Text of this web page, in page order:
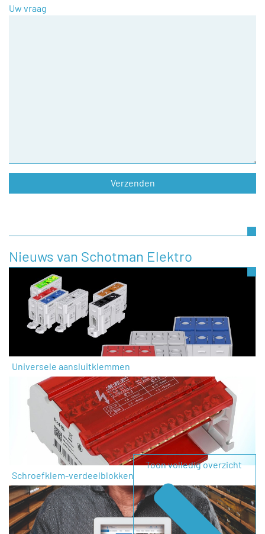
Uw vraag
Nieuws van Schotman Elektro
Universele aansluitklemmen
Schroefklem-verdeelblokken
Toon volledig overzicht